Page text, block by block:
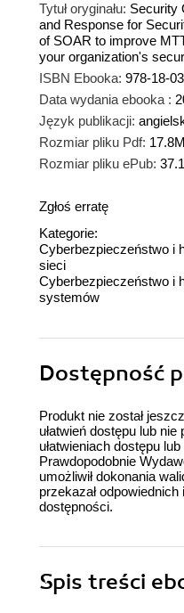
Tytuł oryginału: Security
and Response for
of SOAR to improve
your organization's
ISBN Ebooka: 978-18-
Data wydania ebooka :
Język publikacji:
Rozmiar pliku Pdf:
Rozmiar pliku ePub:
Zgłoś erratę
Kategorie:
Cyberbezpieczeństwo i
sieci
Cyberbezpieczeństwo i
systemów
Dostępność
Produkt nie został
ułatwień dostępu lub
ułatwieniach dostępu
Prawdopodobnie
umożliwił dokonania
przekazał
dostępności.
Spis treści